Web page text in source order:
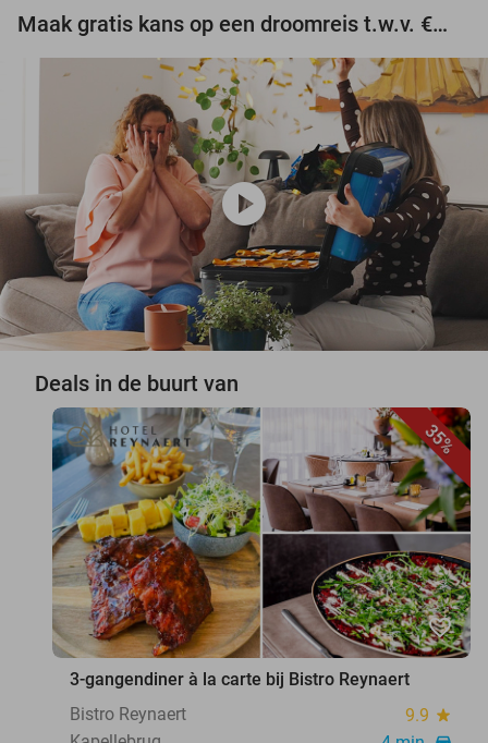
Maak gratis kans op een droomreis t.w.v. €3.000!
play_circle
Deals in de buurt van
35%
favorite_border
3-gangendiner à la carte bij Bistro Reynaert
Bistro Reynaert
9.9 star